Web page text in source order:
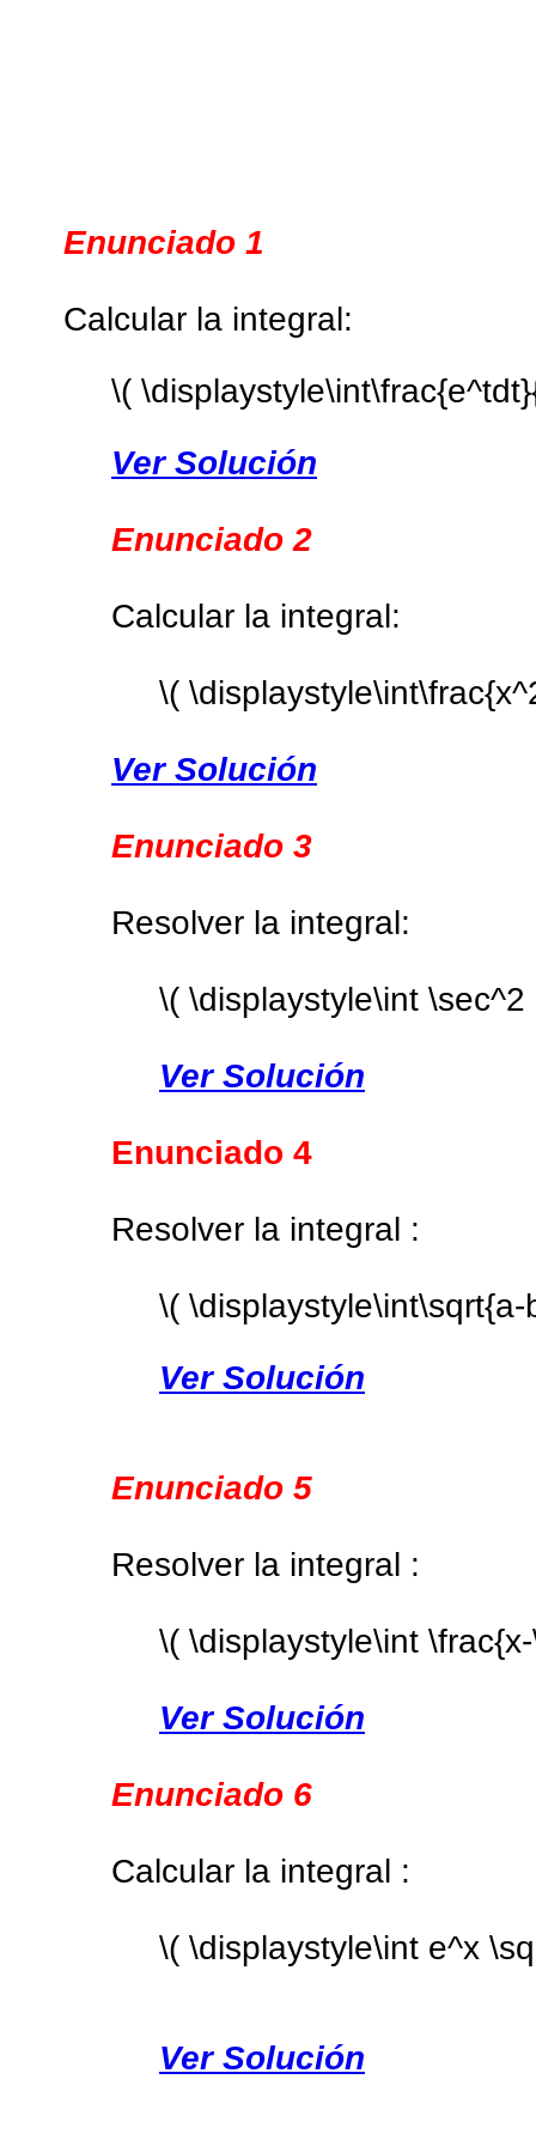
Enunciado 1
Calcular la integral:
\(
Ver Solución
Enunciado 2
Calcular la integral:
\(
Ver Solución
Enunciado 3
Resolver la integral:
\( \displaystyle\int \sec^2
Ver Solución
Enunciado 4
Resolver la integral :
\( \displaystyle\int\sqrt{a-
Ver Solución
Enunciado 5
Resolver la integral :
\( \displaystyle\int
Ver Solución
Enunciado 6
Calcular la integral :
\( \displaystyle\int e^x
Ver Solución